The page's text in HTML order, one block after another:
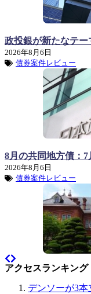
政投銀が新たなテ
2026年8月6日
債券案件レビュー
8月の共同地方債：
2026年8月6日
債券案件レビュー
アクセスランキング
デンソーが3